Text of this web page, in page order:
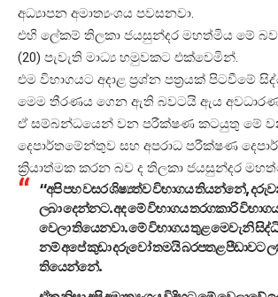
අධ්‍යාපන අමාත්‍යංශය පවසනවා.
එහි ලේකම් තිලකා ජයසුන්දර මහත්මිය මේ බව
(20) පැවැති මාධ්‍ය හමුවකට එක්වෙමින්.
එම විභාගයට අදාළ ප්‍රශ්න පත්‍රයක් පිටවීමේ
මෙම තීරණය ගෙන ඇති බවටයි ඇය
ඒ සම්බන්ධයෙන් වන පරීක්ෂණ කටයුතු මේ
දෙපාර්තමේන්තුව සහ අපරාධ පරීක්ෂණ
ක්‍රියාත්මක කරන බව ද තිලකා ජයසුන්දර
“අපි පහ වසර ශිෂ්‍යත්ව විභාගය තියන්නේ,
ලබා දෙන්නට. අද මේ විභාගය තරගකාරි
වෙලා තියෙනවා. මේ විභාගය තුළ මෙවැනි
නම් අපේ කුඩා දරුවෝ තමයි බරපතළ පීඩාවට
තියෙන්නේ.